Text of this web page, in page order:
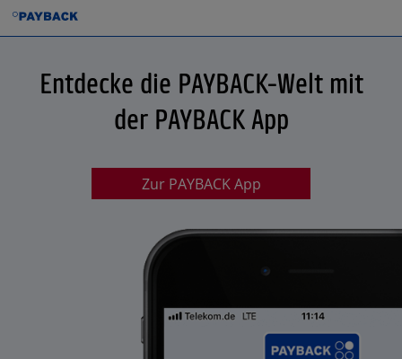
Entdecke die PAYBACK-Welt mit
der PAYBACK App
Zur PAYBACK App